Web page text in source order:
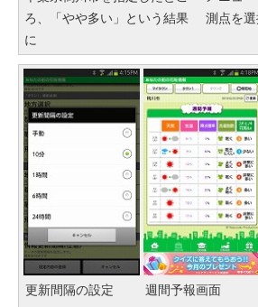
ろ、「やや多い」という結果
に
測点を
更新間隔の設定 週間予報画面